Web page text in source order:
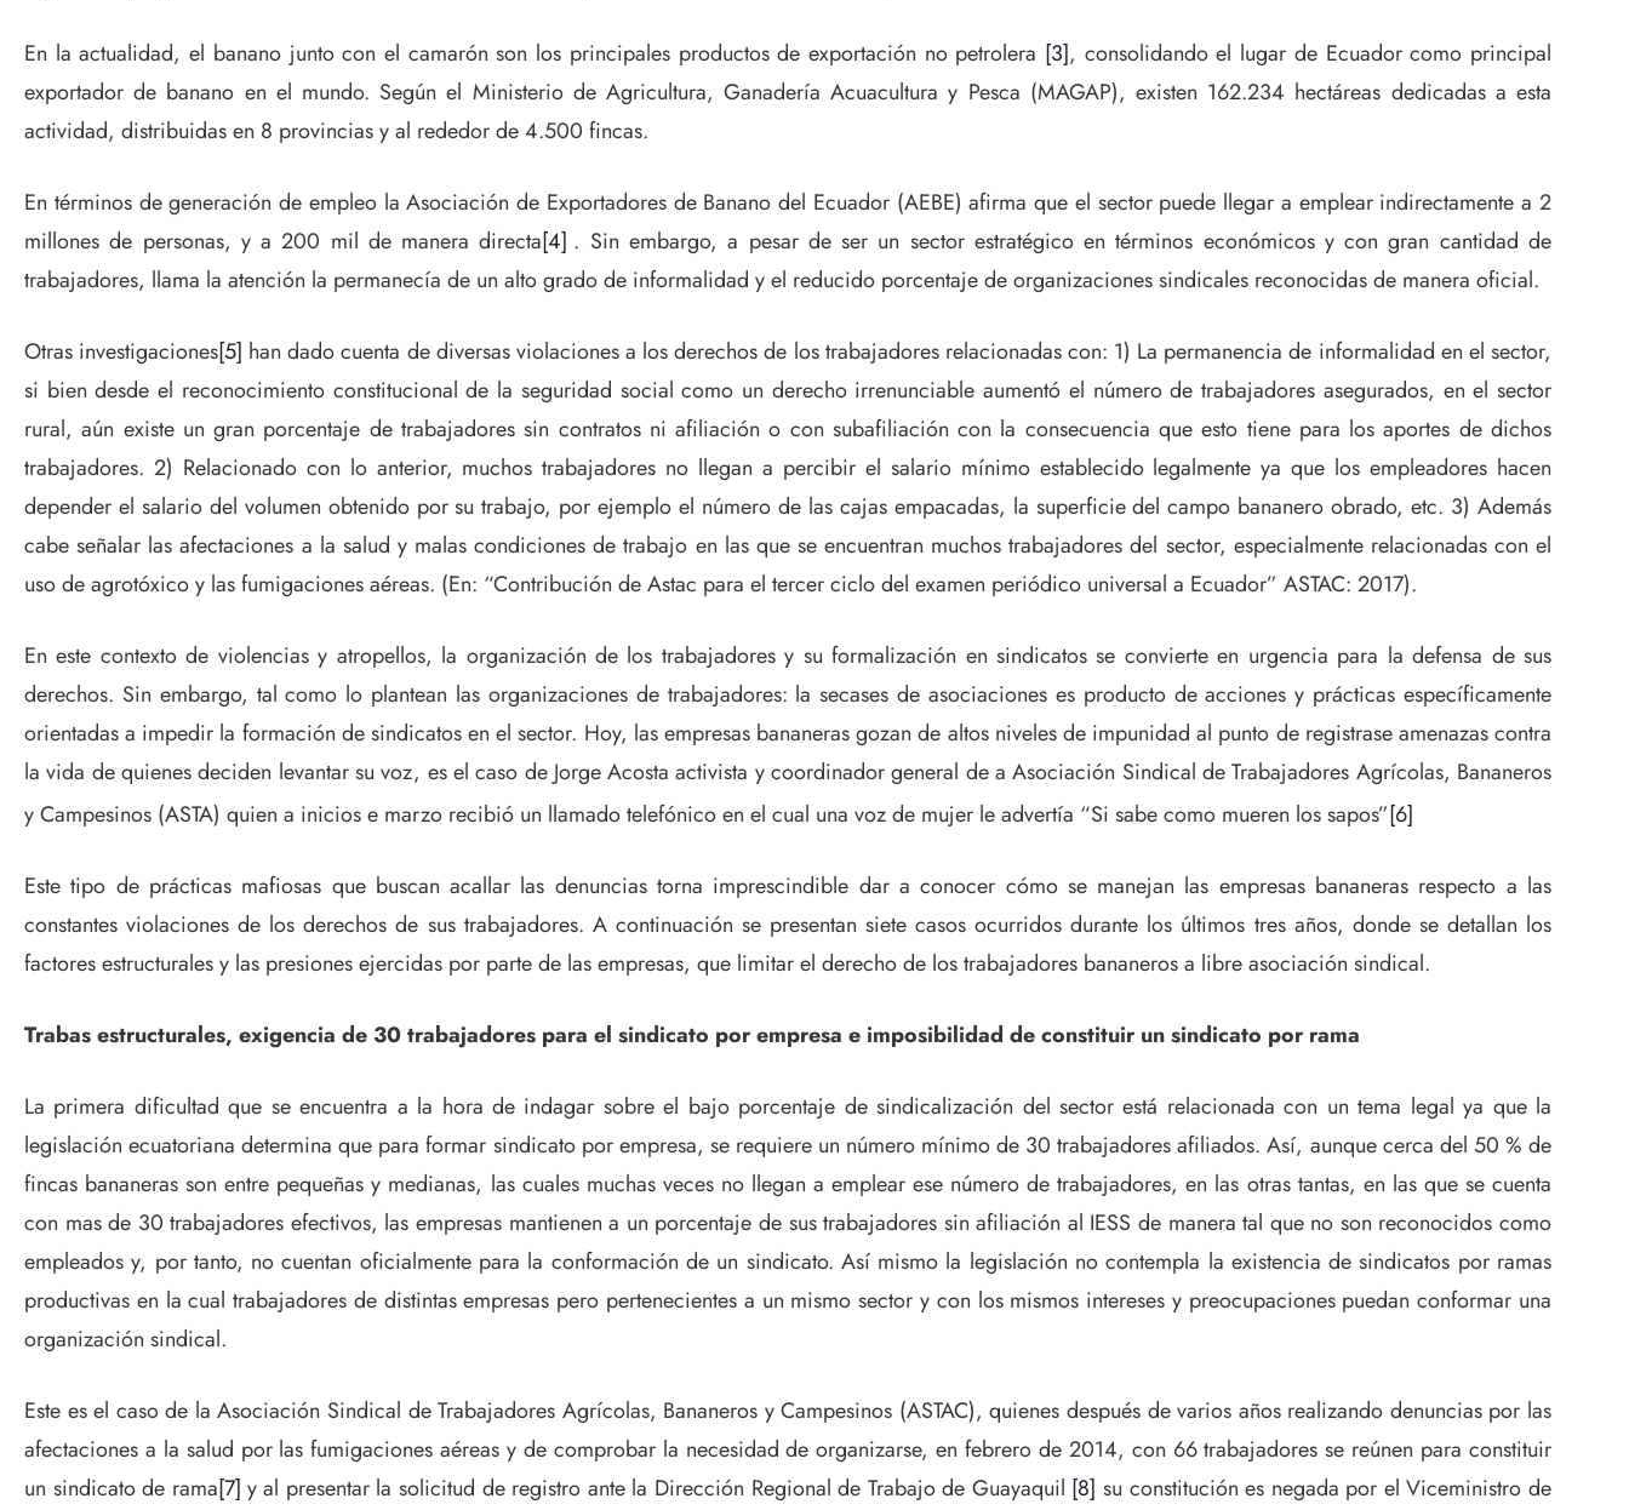
En la actualidad, el banano junto con el camarón son los principales productos de exportación no petrolera [3], consolidando el lugar de Ecuador como principal
exportador de banano en el mundo. Según el Ministerio de Agricultura, Ganadería Acuacultura y Pesca (MAGAP), existen 162.234 hectáreas dedicadas a esta
actividad, distribuidas en 8 provincias y al rededor de 4.500 fincas.
En términos de generación de empleo la Asociación de Exportadores de Banano del Ecuador (AEBE) afirma que el sector puede llegar a emplear indirectamente a 2
millones de personas, y a 200 mil de manera directa[4] . Sin embargo, a pesar de ser un sector estratégico en términos económicos y con gran cantidad de
trabajadores, llama la atención la permanecía de un alto grado de informalidad y el reducido porcentaje de organizaciones sindicales reconocidas de manera oficial.
Otras investigaciones[5] han dado cuenta de diversas violaciones a los derechos de los trabajadores relacionadas con: 1) La permanencia de informalidad en el sector,
si bien desde el reconocimiento constitucional de la seguridad social como un derecho irrenunciable aumentó el número de trabajadores asegurados, en el sector
rural, aún existe un gran porcentaje de trabajadores sin contratos ni afiliación o con subafiliación con la consecuencia que esto tiene para los aportes de dichos
trabajadores. 2) Relacionado con lo anterior, muchos trabajadores no llegan a percibir el salario mínimo establecido legalmente ya que los empleadores hacen
depender el salario del volumen obtenido por su trabajo, por ejemplo el número de las cajas empacadas, la superficie del campo bananero obrado, etc. 3) Además
cabe señalar las afectaciones a la salud y malas condiciones de trabajo en las que se encuentran muchos trabajadores del sector, especialmente relacionadas con el
uso de agrotóxico y las fumigaciones aéreas. (En: “Contribución de Astac para el tercer ciclo del examen periódico universal a Ecuador” ASTAC: 2017).
En este contexto de violencias y atropellos, la organización de los trabajadores y su formalización en sindicatos se convierte en urgencia para la defensa de sus
derechos. Sin embargo, tal como lo plantean las organizaciones de trabajadores: la secases de asociaciones es producto de acciones y prácticas específicamente
orientadas a impedir la formación de sindicatos en el sector. Hoy, las empresas bananeras gozan de altos niveles de impunidad al punto de registrase amenazas contra
la vida de quienes deciden levantar su voz, es el caso de Jorge Acosta activista y coordinador general de a Asociación Sindical de Trabajadores Agrícolas, Bananeros
y Campesinos (ASTA) quien a inicios e marzo recibió un llamado telefónico en el cual una voz de mujer le advertía “Si sabe como mueren los sapos”[6]
Este tipo de prácticas mafiosas que buscan acallar las denuncias torna imprescindible dar a conocer cómo se manejan las empresas bananeras respecto a las
constantes violaciones de los derechos de sus trabajadores. A continuación se presentan siete casos ocurridos durante los últimos tres años, donde se detallan los
factores estructurales y las presiones ejercidas por parte de las empresas, que limitar el derecho de los trabajadores bananeros a libre asociación sindical.
Trabas estructurales, exigencia de 30 trabajadores para el sindicato por empresa e imposibilidad de constituir un sindicato por rama
La primera dificultad que se encuentra a la hora de indagar sobre el bajo porcentaje de sindicalización del sector está relacionada con un tema legal ya que la
legislación ecuatoriana determina que para formar sindicato por empresa, se requiere un número mínimo de 30 trabajadores afiliados. Así, aunque cerca del 50 % de
fincas bananeras son entre pequeñas y medianas, las cuales muchas veces no llegan a emplear ese número de trabajadores, en las otras tantas, en las que se cuenta
con mas de 30 trabajadores efectivos, las empresas mantienen a un porcentaje de sus trabajadores sin afiliación al IESS de manera tal que no son reconocidos como
empleados y, por tanto, no cuentan oficialmente para la conformación de un sindicato. Así mismo la legislación no contempla la existencia de sindicatos por ramas
productivas en la cual trabajadores de distintas empresas pero pertenecientes a un mismo sector y con los mismos intereses y preocupaciones puedan conformar una
organización sindical.
Este es el caso de la Asociación Sindical de Trabajadores Agrícolas, Bananeros y Campesinos (ASTAC), quienes después de varios años realizando denuncias por las
afectaciones a la salud por las fumigaciones aéreas y de comprobar la necesidad de organizarse, en febrero de 2014, con 66 trabajadores se reúnen para constituir
un sindicato de rama[7] y al presentar la solicitud de registro ante la Dirección Regional de Trabajo de Guayaquil [8] su constitución es negada por el Viceministro de